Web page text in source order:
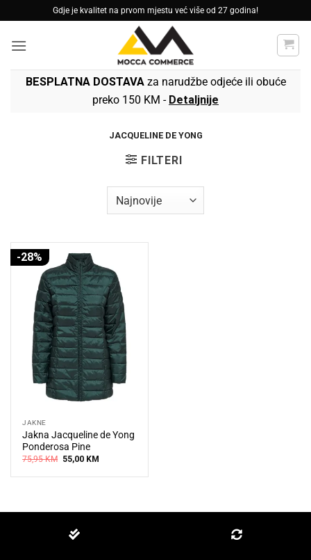
to
content
Gdje je kvalitet na prvom mjestu već više od 27 godina!
BESPLATNA DOSTAVAza narudžbe odjeće ili obuće
preko 150 KM - Detaljnije
JACQUELINE DE YONG
FILTERI
-28%
JAKNE
Jakna Jacqueline de Yong
Ponderosa Pine
75,95KM Original
was:
55,00 KMCurrent
is: